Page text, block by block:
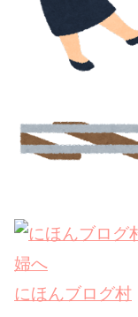
にほんブログ村